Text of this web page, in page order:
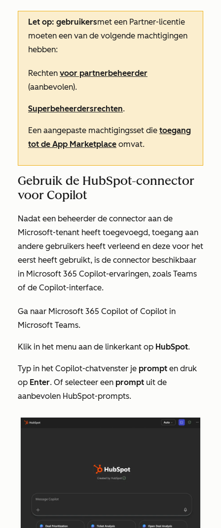
Let op: gebruikersmet een Partner-licentie
moeten een van de volgende machtigingen
hebben:
Rechten voor partnerbeheerder
(aanbevolen).
Superbeheerdersrechten.
Een aangepaste machtigingsset die toegang
tot de App Marketplace omvat.
Gebruik de HubSpot-connector
voor Copilot
Nadat een beheerder de connector aan de
Microsoft-tenant heeft toegevoegd, toegang aan
andere gebruikers heeft verleend en deze voor het
eerst heeft gebruikt, is de connector beschikbaar
in Microsoft 365 Copilot-ervaringen, zoals Teams
of de Copilot-interface.
Ga naar Microsoft 365 Copilot of Copilot in
Microsoft Teams.
Klik in het menu aan de linkerkant op HubSpot.
Typ in het Copilot-chatvenster je prompt en druk
op Enter. Of selecteer een prompt uit de
aanbevolen HubSpot-prompts.